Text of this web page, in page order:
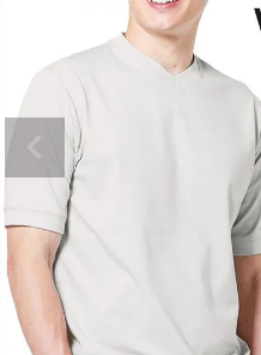
カラー
ホワイト